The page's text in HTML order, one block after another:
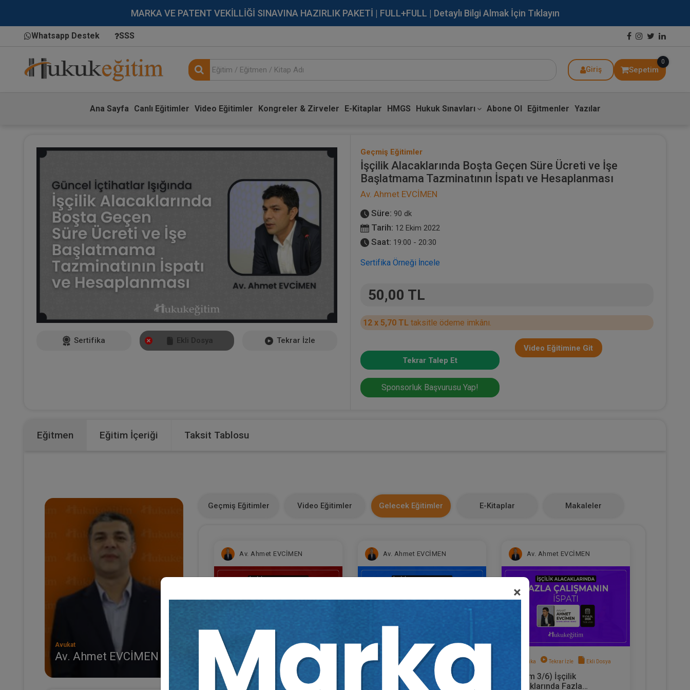
MARKA VE PATENT VEKİLLİĞİ SINAVINA HAZIRLIK PAKETİ | FULL+FULL | Detaylı Bilgi Almak İçin Tıklayın
Whatsapp Destek SSS
Giriş Sepetim
0
Ana Sayfa Canlı Eğitimler Video Eğitimler Kongreler & Zirveler E-Kitaplar HMGS Hukuk Sınavları Abone Ol Eğitmenler Yazılar
×
Sertifika Ekli Dosya Tekrar İzle
Geçmiş Eğitimler
İşçilik Alacaklarında Boşta Geçen Süre Ücreti ve İşe
Başlatmama Tazminatının İspatı ve Hesaplanması
Av. Ahmet EVCİMEN
Süre: 90 dk
Tarih: 12 Ekim 2022
Saat: 19:00 - 20:30
Sertifika Örneği İncele
50,00 TL
12 x 5,70 TL taksitle ödeme imkânı.
Tekrar Talep Et
Video Eğitimine Git
Sponsorluk Başvurusu Yap!
Eğitmen Eğitim İçeriği Taksit Tablosu
Avukat
Av. Ahmet EVCİMEN
Geçmiş Eğitimler Video Eğitimler Gelecek Eğitimler E-Kitaplar Makaleler
Av. Ahmet EVCİMEN
Sertifika Tekrar İzle Ekli Dosya
(Eğitim 1/6) İşçilik
Alacaklarında Ücret ve Hizmet
Av. Ahmet EVCİMEN
Sertifika Tekrar İzle Ekli Dosya
(Eğitim 2/6) İşçilik
Alacaklarında Kıdem ve İhbar
Av. Ahmet EVCİMEN
Sertifika Tekrar İzle Ekli Dosya
(Eğitim 3/6) İşçilik
Alacaklarında Fazla